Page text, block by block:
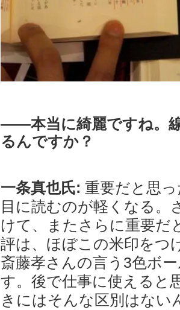
――本当に綺麗ですね。
るんですか？
一条真也氏: 重要だと思
目に読むのが軽くなる。
けて、またさらに重要だ
評は、ほぼこの米印をつ
斎藤孝さんの言う3色ボ
す。後で仕事に使えると
きにはそんな区別はない